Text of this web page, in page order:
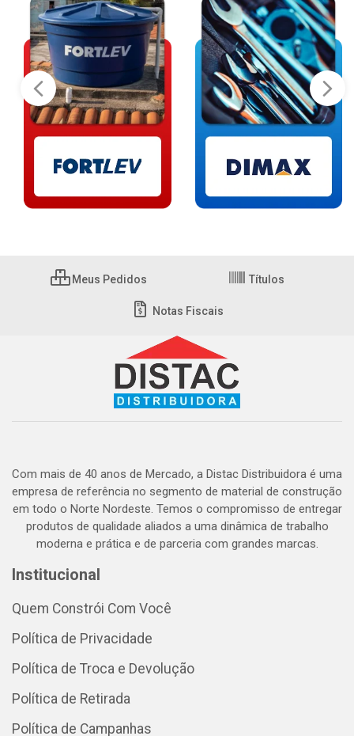
Meus Pedidos Títulos
Notas Fiscais
Com mais de 40 anos de Mercado, a Distac Distribuidora é uma
empresa de referência no segmento de material de construção
em todo o Norte Nordeste. Temos o compromisso de entregar
produtos de qualidade aliados a uma dinâmica de trabalho
moderna e prática e de parceria com grandes marcas.
Institucional
Quem Constrói Com Você
Política de Privacidade
Política de Troca e Devolução
Política de Retirada
Política de Campanhas